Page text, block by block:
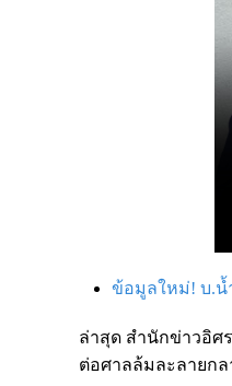
ข้อมูลใหม่! บ.น้
ล่าสุด สำนักข่าวอิศ
ต่อศาลล้มละลายกล